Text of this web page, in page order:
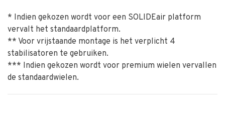
* Indien gekozen wordt voor een SOLIDEair platform
vervalt het standaardplatform.
** Voor vrijstaande montage is het verplicht 4
stabilisatoren te gebruiken.
*** Indien gekozen wordt voor premium wielen vervallen
de standaardwielen.